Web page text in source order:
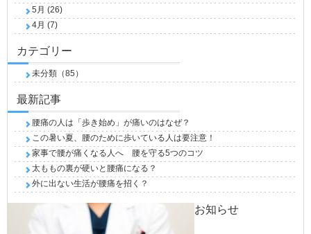
5月 (26)
4月 (7)
カテゴリー
未分類（85）
最新記事
腰痛の人は「歩き始め」が痛いのはなぜ？
この暑い夏、腰のために歩いている人は要注意！
家事で腰が痛くなる人へ 腰を守る5つのコツ
太ももの裏が硬いと腰痛になる？
外に出ない生活が腰痛を招く？
お知らせ